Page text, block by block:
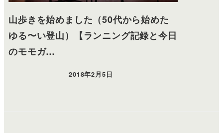
山歩きを始めました（50代から始めた
ゆる〜い登山）【ランニング記録と今日
のモモガ…
2018年2月5日